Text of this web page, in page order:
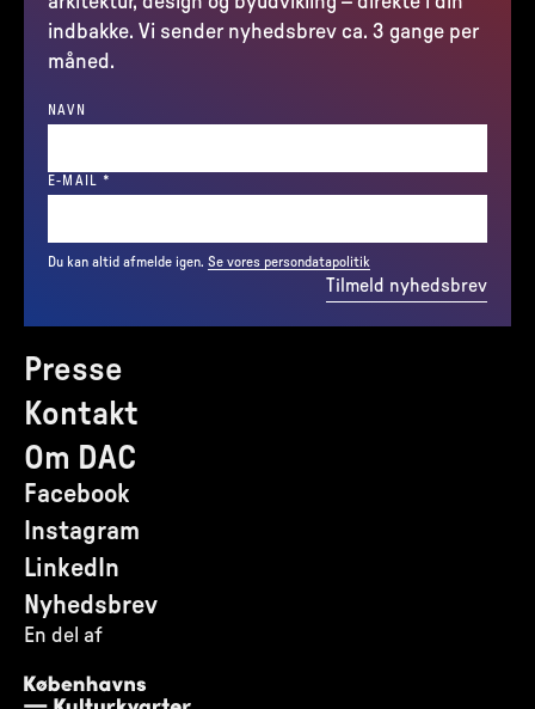
Presse
Kontakt
Om DAC
Facebook
Instagram
LinkedIn
Nyhedsbrev
En del af
indbakke. Vi sender nyhedsbrev ca. 3 gange per
måned.
NAVN
E-MAIL *
Du kan altid afmelde igen. Se vores persondatapolitik
Tilmeld nyhedsbrev